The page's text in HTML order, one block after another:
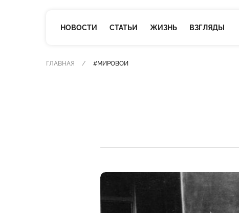
НОВОСТИ СТАТЬИ ЖИЗНЬ ВЗГЛЯДЫ
ГЛАВНАЯ #МИРОВОЙ